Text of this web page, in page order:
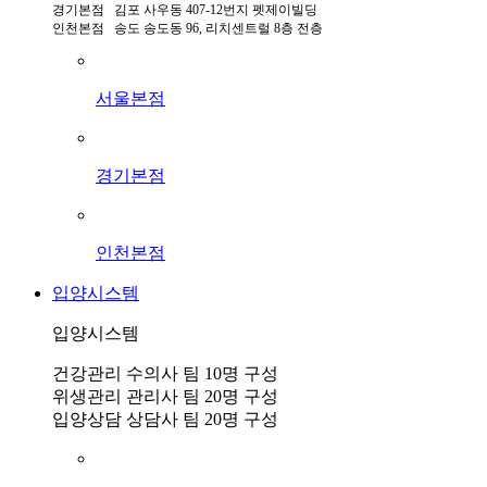
경기본점 김포 사우동 407-12번지 펫제이빌딩
인천본점 송도 송도동 96, 리치센트럴 8층 전층
서울본점
경기본점
인천본점
입양시스템
입양시스템
건강관리 수의사 팀 10명 구성
위생관리 관리사 팀 20명 구성
입양상담 상담사 팀 20명 구성